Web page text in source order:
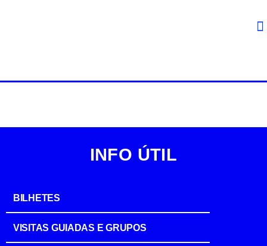
INFO ÚTIL
BILHETES
VISITAS GUIADAS E GRUPOS